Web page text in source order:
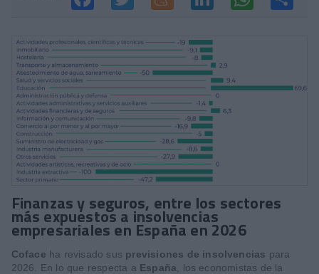
Finanzas y seguros, entre los sectores
más expuestos a insolvencias
empresariales en España en 2026
Coface ha revisado sus previsiones de insolvencias para
2026. En lo que respecta a España , los economistas de la